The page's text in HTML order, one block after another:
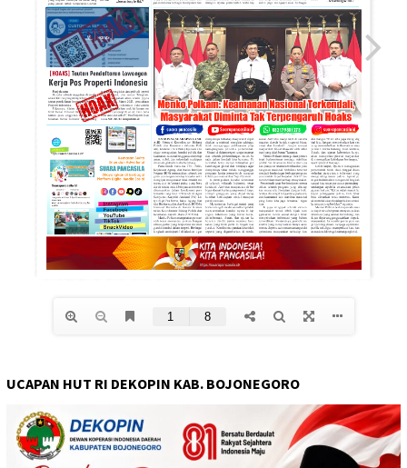
UCAPAN HUT RI DEKOPIN KAB. BOJONEGORO